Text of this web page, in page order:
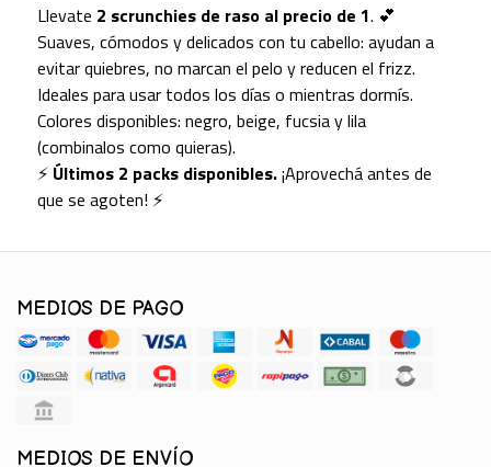
Llevate 2 scrunchies de raso al precio de 1. 💕
Suaves, cómodos y delicados con tu cabello: ayudan a
evitar quiebres, no marcan el pelo y reducen el frizz.
Ideales para usar todos los días o mientras dormís.
Colores disponibles: negro, beige, fucsia y lila
(combinalos como quieras).
⚡ Últimos 2 packs disponibles.¡Aprovechá antes de
que se agoten! ⚡
MEDIOS DE PAGO
MEDIOS DE ENVÍO